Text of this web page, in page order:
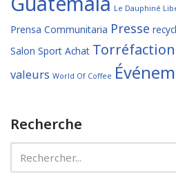
Le Dauphiné
Prensa Communitaria Presse
Salon Sport Achat Torréfaction
valeurs World Of Coffee
Recherche